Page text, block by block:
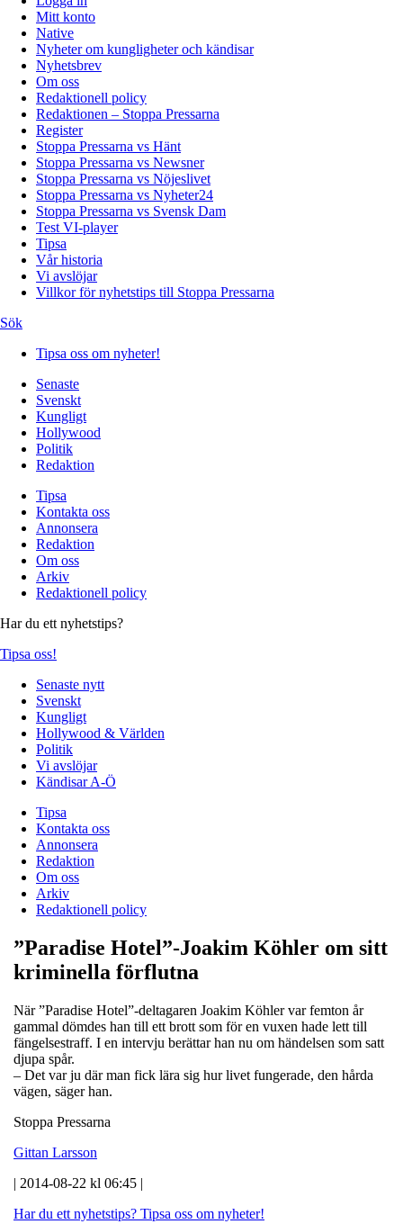
Mitt konto
Native
Nyheter om kungligheter och kändisar
Nyhetsbrev
Om oss
Redaktionell policy
Redaktionen – Stoppa Pressarna
Register
Stoppa Pressarna vs Hänt
Stoppa Pressarna vs Newsner
Stoppa Pressarna vs Nöjeslivet
Stoppa Pressarna vs Nyheter24
Stoppa Pressarna vs Svensk Dam
Test VI-player
Tipsa
Vår historia
Vi avslöjar
Villkor för nyhetstips till Stoppa Pressarna
Sök
Tipsa oss om nyheter!
Senaste
Svenskt
Kungligt
Hollywood
Politik
Redaktion
Tipsa
Kontakta oss
Annonsera
Redaktion
Om oss
Arkiv
Redaktionell policy
Har du ett nyhetstips?
Tipsa oss!
Senaste nytt
Svenskt
Kungligt
Hollywood & Världen
Politik
Vi avslöjar
Kändisar A-Ö
Tipsa
Kontakta oss
Annonsera
Redaktion
Om oss
Arkiv
Redaktionell policy
”Paradise Hotel”-Joakim Köhler om sitt
kriminella förflutna
När ”Paradise Hotel”-deltagaren Joakim Köhler var femton år
gammal dömdes han till ett brott som för en vuxen hade lett till
fängelsestraff. I en intervju berättar han nu om händelsen som satt
djupa spår.
– Det var ju där man fick lära sig hur livet fungerade, den hårda
vägen, säger han.
Stoppa Pressarna
Gittan Larsson
| 2014-08-22 kl 06:45 |
Har du ett nyhetstips? Tipsa oss om nyheter!